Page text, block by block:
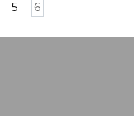
5 6